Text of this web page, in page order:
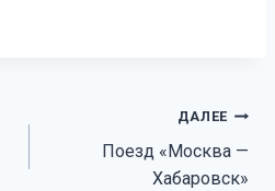
ДАЛЕЕ
Поезд «Москва —
Хабаровск»